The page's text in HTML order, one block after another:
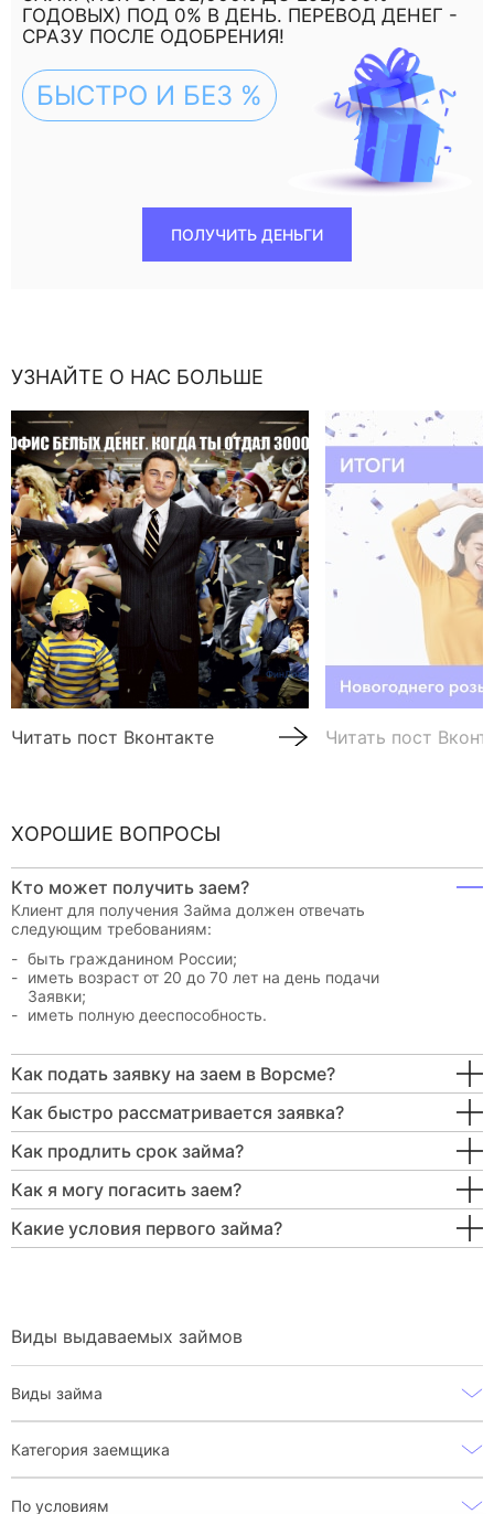
ГОДОВЫХ) ПОД 0% В ДЕНЬ. ПЕРЕВОД ДЕНЕГ -
СРАЗУ ПОСЛЕ ОДОБРЕНИЯ!
БЫСТРО И БЕЗ %
ПОЛУЧИТЬ ДЕНЬГИ
УЗНАЙТЕ О НАС БОЛЬШЕ
Читать пост Вконтакте Читать пост
ХОРОШИЕ ВОПРОСЫ
Кто может получить заем?
Клиент для получения Займа должен отвечать
следующим требованиям:
быть гражданином России;
иметь возраст от 20 до 70 лет на день подачи
Заявки;
иметь полную дееспособность.
Как подать заявку на заем в Ворсме?
Как быстро рассматривается заявка?
Как продлить срок займа?
Как я могу погасить заем?
Какие условия первого займа?
Виды выдаваемых займов
Виды займа
Категория заемщика
По условиям